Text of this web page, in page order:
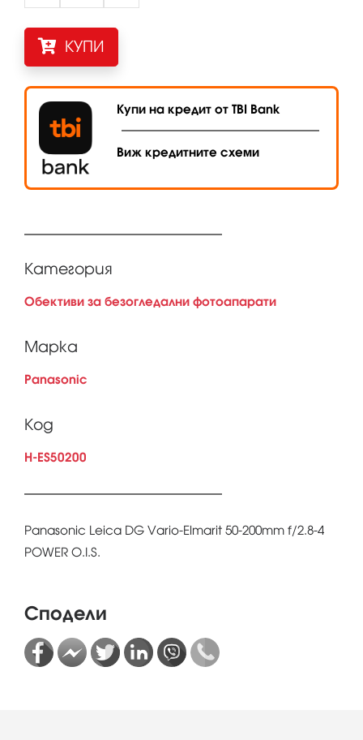
КУПИ
Купи на кредит от TBI Bank
Виж кредитните схеми
Категория
Обективи за безогледални фотоапарати
Марка
Panasonic
Код
H-ES50200
Panasonic Leica DG Vario-Elmarit 50-200mm f/2.8-4
POWER O.I.S.
Сподели